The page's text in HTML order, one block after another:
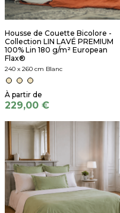
Housse de Couette Bicolore -
Collection LIN LAVÉ PREMIUM
100% Lin 180 g/m² European
Flax®
240 x 260 cm Blanc
229,00 €